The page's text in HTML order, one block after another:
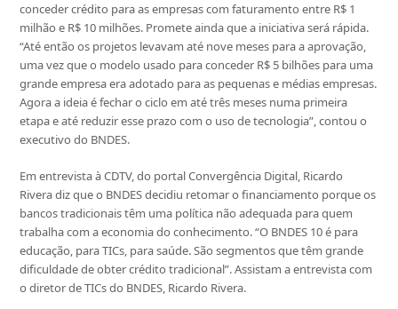
conceder crédito para as empresas com faturamento entre R$ 1
milhão e R$ 10 milhões. Promete ainda que a iniciativa será rápida.
“Até então os projetos levavam até nove meses para a aprovação,
uma vez que o modelo usado para conceder R$ 5 bilhões para uma
grande empresa era adotado para as pequenas e médias empresas.
Agora a ideia é fechar o ciclo em até três meses numa primeira
etapa e até reduzir esse prazo com o uso de tecnologia”, contou o
executivo do BNDES.
Em entrevista à CDTV, do portal Convergência Digital, Ricardo
Rivera diz que o BNDES decidiu retomar o financiamento porque os
bancos tradicionais têm uma política não adequada para quem
trabalha com a economia do conhecimento. “O BNDES 10 é para
educação, para TICs, para saúde. São segmentos que têm grande
dificuldade de obter crédito tradicional”. Assistam a entrevista com
o diretor de TICs do BNDES, Ricardo Rivera.